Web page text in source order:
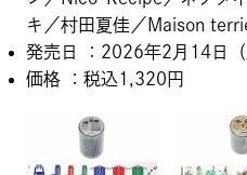
キ／村田夏佳／Maison
発売日 ：2026年2月14日（
価格 ：税込1,320円